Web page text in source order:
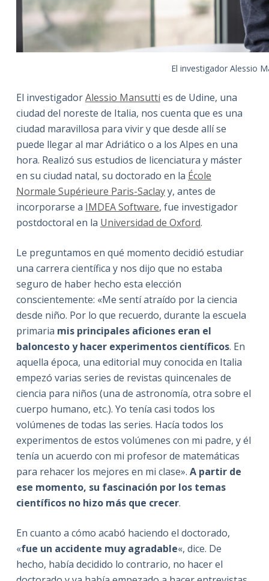
El investigador Alessio
El investigadorAlessio Mansutti es de Udine, una
ciudad del noreste de Italia, nos cuenta que es una
ciudad maravillosa para vivir y que desde allí se
puede llegar al mar Adriático o a los Alpes en una
hora. Realizó sus estudios de licenciatura y máster
en su ciudad natal, su doctorado en la École
Normale Supérieure Paris-Saclayy, antes de
incorporarse a IMDEA Software, fue investigador
postdoctoral en la Universidad de Oxford.
Le preguntamos en qué momento decidió estudiar
una carrera científica y nos dijo que no estaba
seguro de haber hecho esta elección
conscientemente: «Me sentí atraído por la ciencia
desde niño. Por lo que recuerdo, durante la escuela
primaria mis principales aficiones eran el
baloncesto y hacer experimentos científicos. En
aquella época, una editorial muy conocida en Italia
empezó varias series de revistas quincenales de
ciencia para niños (una de astronomía, otra sobre el
cuerpo humano, etc.). Yo tenía casi todos los
volúmenes de todas las series. Hacía todos los
experimentos de estos volúmenes con mi padre, y él
tenía un acuerdo con mi profesor de matemáticas
para rehacer los mejores en mi clase». A partir de
ese momento, su fascinación por los temas
científicos no hizo más que crecer.
En cuanto a cómo acabó haciendo el doctorado,
«fue un accidente muy agradable«, dice. De
hecho, había decidido lo contrario, no hacer el